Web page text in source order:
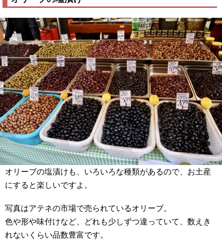
オリーブの塩漬けも、いろいろな種類があるので、お土産
にすると楽しいですよ。
写真はアテネの市場で売られているオリーブ。
色や形や味付けなど、どれも少しずつ違っていて、数えき
れないくらい品数豊富です。